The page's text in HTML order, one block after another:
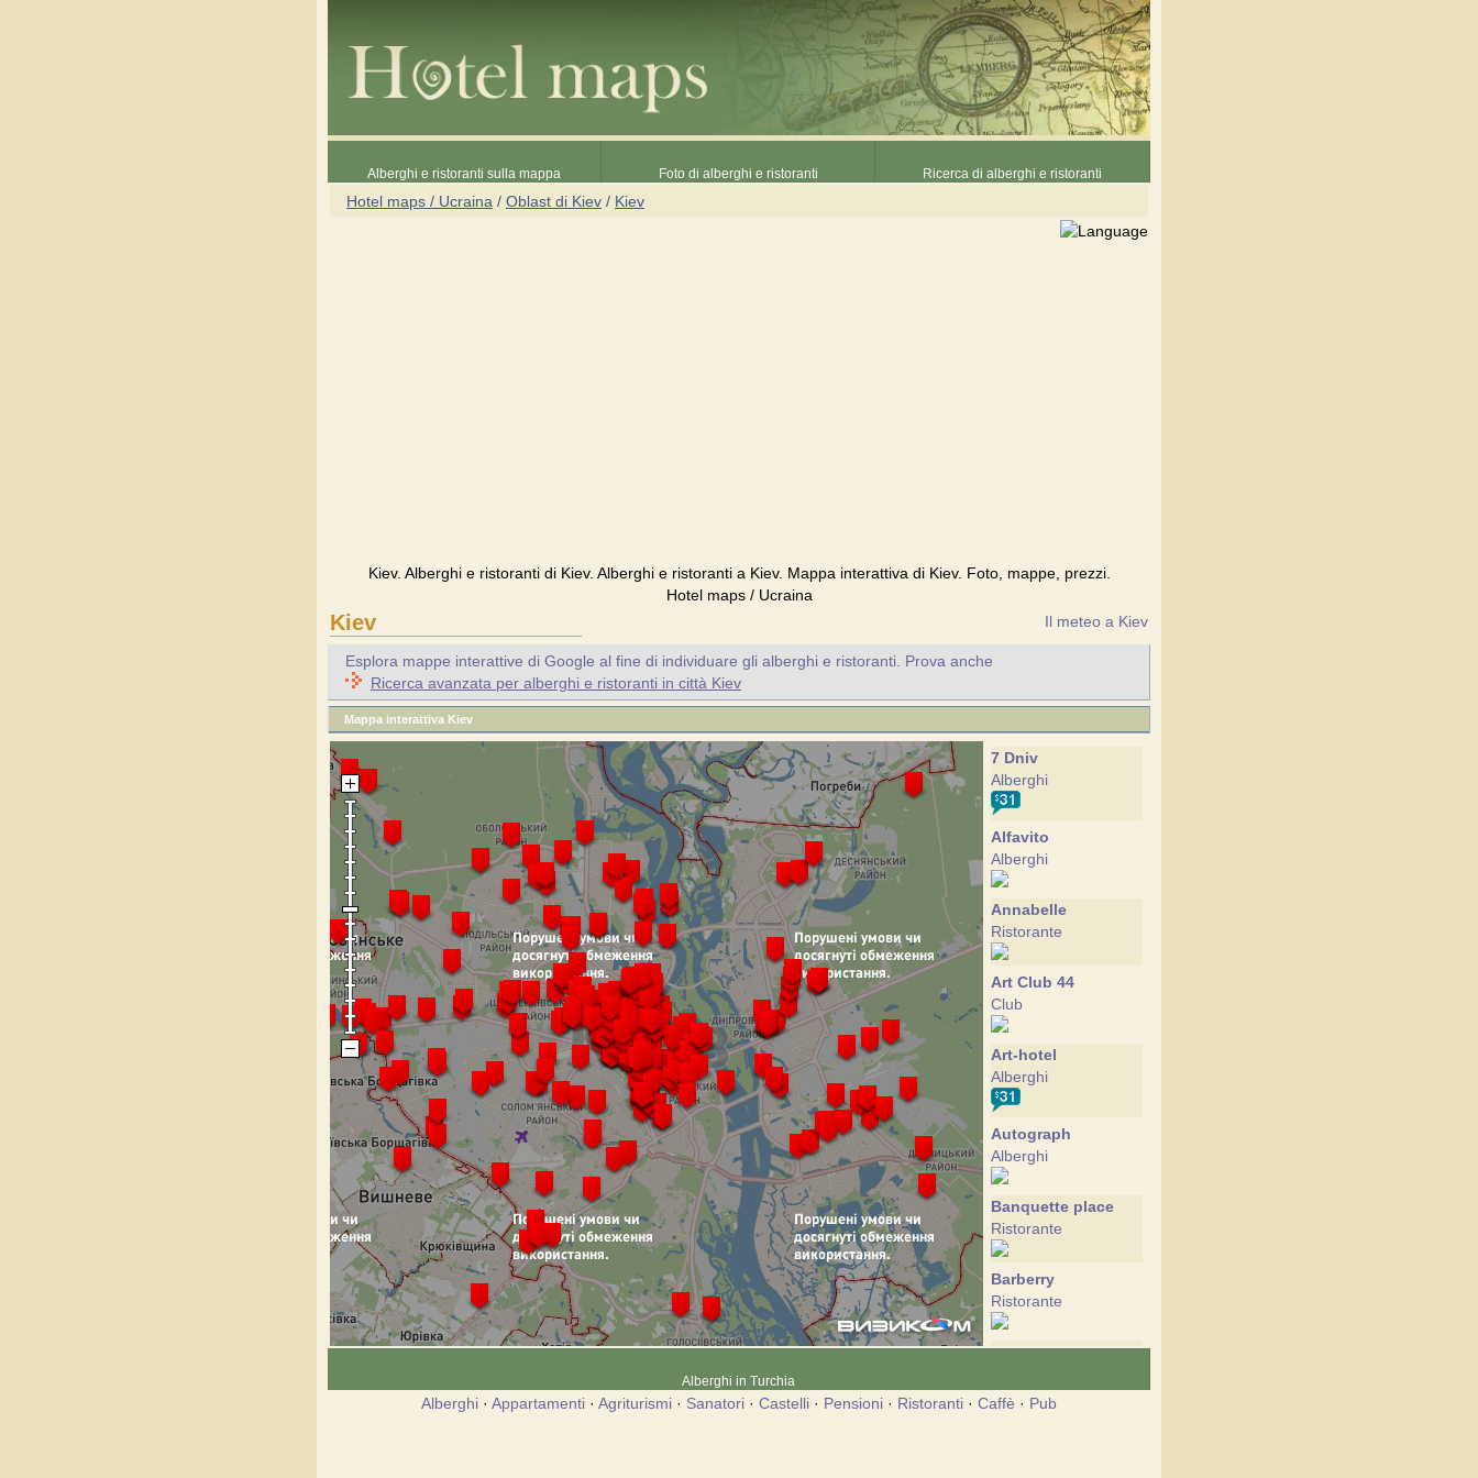
Alberghi e ristoranti sulla mappa Foto di alberghi e ristoranti Ricerca di alberghi e ristoranti
Hotel maps / Ucraina / Oblast di Kiev / Kiev
Kiev. Alberghi e ristoranti di Kiev. Alberghi e ristoranti a Kiev. Mappa interattiva di Kiev. Foto, mappe, prezzi.
Hotel maps / Ucraina
Kiev Il meteo a Kiev
Esplora mappe interattive di Google al fine di individuare gli alberghi e ristoranti. Prova anche
Ricerca avanzata per alberghi e ristoranti in città Kiev
Mappa interattiva Kiev
7 Dniv
Alberghi
Alfavito
Alberghi
Annabelle
Ristorante
Art Club 44
Club
Art-hotel
Alberghi
Autograph
Alberghi
Banquette place
Ristorante
Barberry
Ristorante
Basilico
Alberghi in Turchia
Alberghi · Appartamenti · Agriturismi · Sanatori · Castelli · Pensioni · Ristoranti · Caffè · Pub